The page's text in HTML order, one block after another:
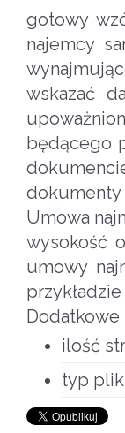
gotowy
najemcy
wskazać
będącego
Umowa
wysokość
umowy
ilość
typ